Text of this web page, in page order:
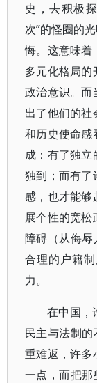
史，去积极
次”的怪圈的
悔。这意味着
多元化格局的
政治意识。而
出了他们的
和历史使命感
成：有了独
独到；而有了
感，也才能够
展个性的宽
障碍（从侮辱
合理的户籍
力。
在中国，
民主与法制的
重难返，许多
一点，而把那